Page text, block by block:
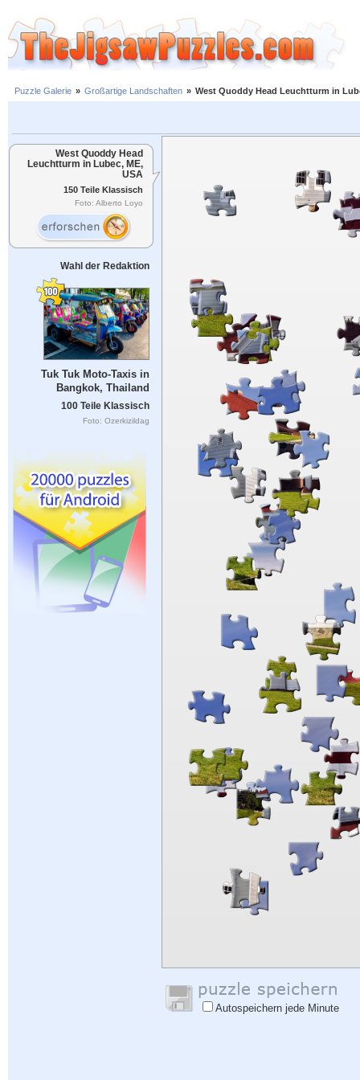
Puzzle Galerie » Großartige Landschaften » West Quoddy Head Leuchtturm in
West Quoddy Head
Leuchtturm in Lubec, ME,
USA
150 Teile Klassisch
Foto: Alberto Loyo
Wahl der Redaktion
Tuk Tuk Moto-Taxis in
Bangkok, Thailand
100 Teile Klassisch
Foto: Ozerkizildag
Autospeichern jede Minute